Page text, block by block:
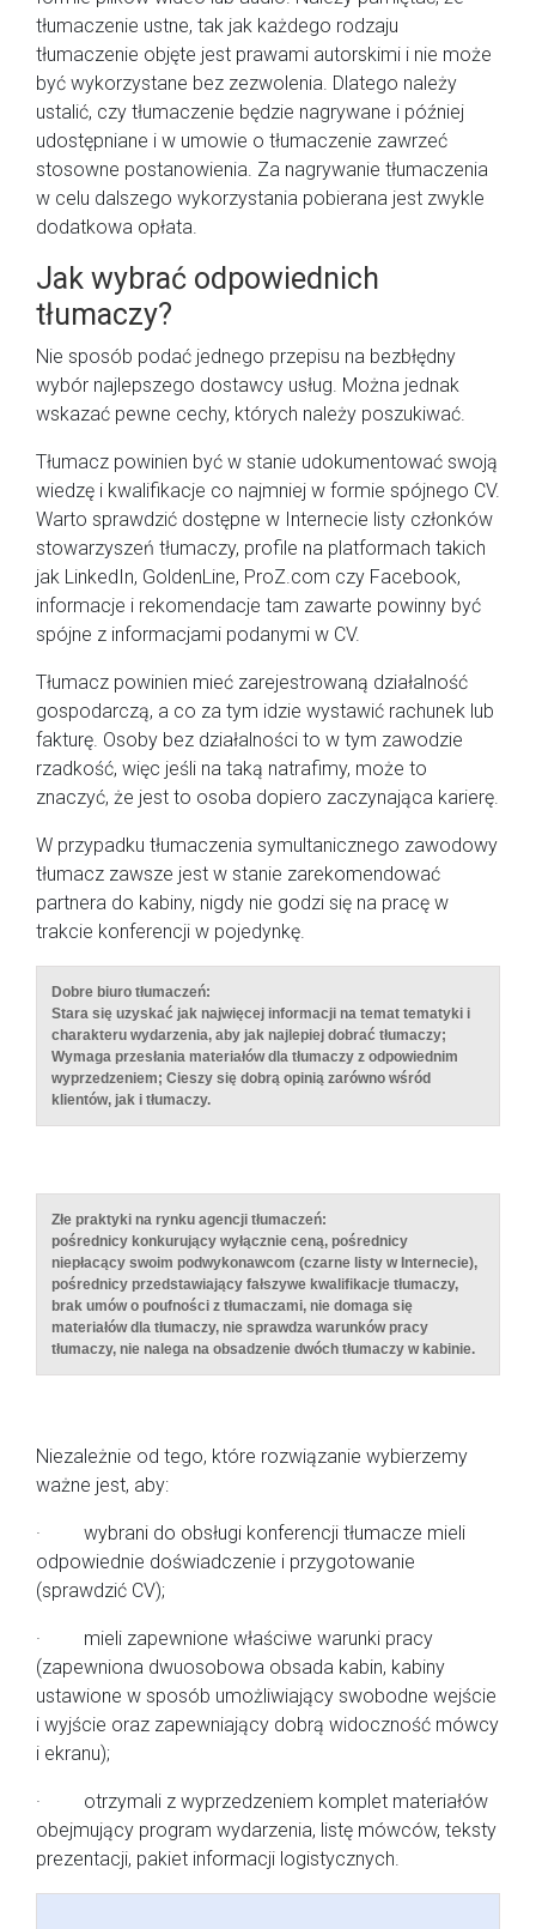
tłumaczenie ustne, tak jak każdego rodzaju
tłumaczenie objęte jest prawami autorskimi i nie może
być wykorzystane bez zezwolenia. Dlatego należy
ustalić, czy tłumaczenie będzie nagrywane i później
udostępniane i w umowie o tłumaczenie zawrzeć
stosowne postanowienia. Za nagrywanie tłumaczenia
w celu dalszego wykorzystania pobierana jest zwykle
dodatkowa opłata.
Jak wybrać odpowiednich
tłumaczy?
Nie sposób podać jednego przepisu na bezbłędny
wybór najlepszego dostawcy usług. Można jednak
wskazać pewne cechy, których należy poszukiwać.
Tłumacz powinien być w stanie udokumentować swoją
wiedzę i kwalifikacje co najmniej w formie spójnego CV.
Warto sprawdzić dostępne w Internecie listy członków
stowarzyszeń tłumaczy, profile na platformach takich
jak LinkedIn, GoldenLine, ProZ.com czy Facebook,
informacje i rekomendacje tam zawarte powinny być
spójne z informacjami podanymi w CV.
Tłumacz powinien mieć zarejestrowaną działalność
gospodarczą, a co za tym idzie wystawić rachunek lub
fakturę. Osoby bez działalności to w tym zawodzie
rzadkość, więc jeśli na taką natrafimy, może to
znaczyć, że jest to osoba dopiero zaczynająca karierę.
W przypadku tłumaczenia symultanicznego zawodowy
tłumacz zawsze jest w stanie zarekomendować
partnera do kabiny, nigdy nie godzi się na pracę w
trakcie konferencji w pojedynkę.
Dobre biuro tłumaczeń:
Stara się uzyskać jak najwięcej informacji na temat tematyki i
charakteru wydarzenia, aby jak najlepiej dobrać tłumaczy;
Wymaga przesłania materiałów dla tłumaczy z odpowiednim
wyprzedzeniem; Cieszy się dobrą opinią zarówno wśród
klientów, jak i tłumaczy.
Złe praktyki na rynku agencji tłumaczeń:
pośrednicy konkurujący wyłącznie ceną, pośrednicy
niepłacący swoim podwykonawcom (czarne listy w Internecie),
pośrednicy przedstawiający fałszywe kwalifikacje tłumaczy,
brak umów o poufności z tłumaczami, nie domaga się
materiałów dla tłumaczy, nie sprawdza warunków pracy
tłumaczy, nie nalega na obsadzenie dwóch tłumaczy w kabinie.
Niezależnie od tego, które rozwiązanie wybierzemy
ważne jest, aby:
· wybrani do obsługi konferencji tłumacze mieli
odpowiednie doświadczenie i przygotowanie
(sprawdzić CV);
· mieli zapewnione właściwe warunki pracy
(zapewniona dwuosobowa obsada kabin, kabiny
ustawione w sposób umożliwiający swobodne wejście
i wyjście oraz zapewniający dobrą widoczność mówcy
i ekranu);
· otrzymali z wyprzedzeniem komplet materiałów
obejmujący program wydarzenia, listę mówców, teksty
prezentacji, pakiet informacji logistycznych.